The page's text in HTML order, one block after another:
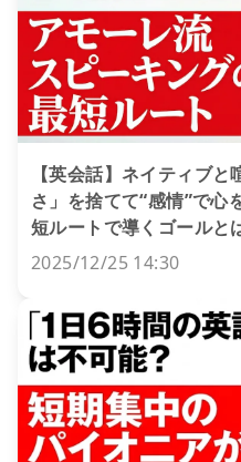
【英会話】ネイティブ
さ」を捨てて“感情”で心
短ルートで導くゴールと
2025/12/25 14:30